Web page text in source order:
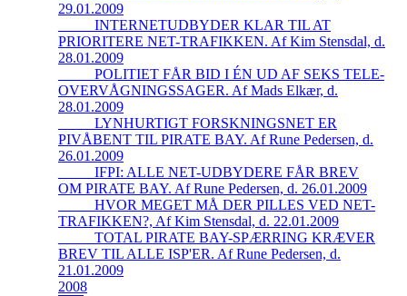
29.01.2009
_____INTERNETUDBYDER KLAR TIL AT
PRIORITERE NET-TRAFIKKEN. Af Kim Stensdal, d.
28.01.2009
_____POLITIET FÅR BID I ÉN UD AF SEKS TELE-
OVERVÅGNINGSSAGER. Af Mads Elkær, d.
28.01.2009
_____LYNHURTIGT FORSKNINGSNET ER
PIVÅBENT TIL PIRATE BAY. Af Rune Pedersen, d.
26.01.2009
_____IFPI: ALLE NET-UDBYDERE FÅR BREV
OM PIRATE BAY. Af Rune Pedersen, d. 26.01.2009
_____HVOR MEGET MÅ DER PILLES VED NET-
TRAFIKKEN?, Af Kim Stensdal, d. 22.01.2009
_____TOTAL PIRATE BAY-SPÆRRING KRÆVER
BREV TIL ALLE ISP'ER. Af Rune Pedersen, d.
21.01.2009
2008